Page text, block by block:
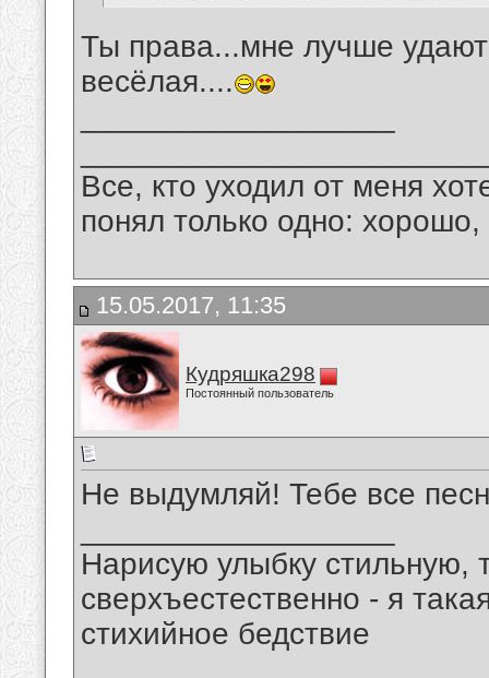
Ты права...мне лучше
весёлая....
Все, кто уходил от меня
понял только одно:
15.05.2017, 11:35
Кудряшка298
Постоянный пользователь
Не выдумляй! Тебе все
Нарисую улыбку стильную,
сверхъестественно - я
стихийное бедствие